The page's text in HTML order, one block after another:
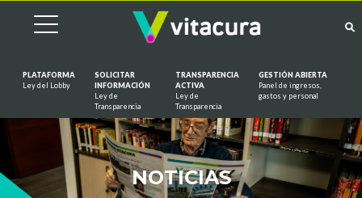
PLATAFORMA
Ley del Lobby
SOLICITAR
INFORMACIÓN
Ley de
Transparencia
TRANSPARENCIA
ACTIVA
Ley de
Transparencia
GESTIÓN ABIERTA
Panel de ingresos,
gastos y personal
NOTICIAS